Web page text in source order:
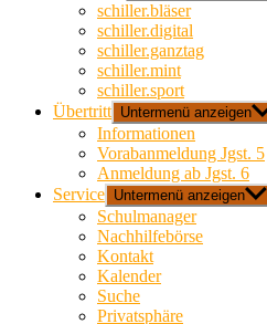
schiller.bläser
schiller.digital
schiller.ganztag
schiller.mint
schiller.sport
Übertritt Untermenü anzeigen
Informationen
Vorabanmeldung Jgst. 5
Anmeldung ab Jgst. 6
Service Untermenü anzeigen
Schulmanager
Nachhilfebörse
Kontakt
Kalender
Suche
Privatsphäre